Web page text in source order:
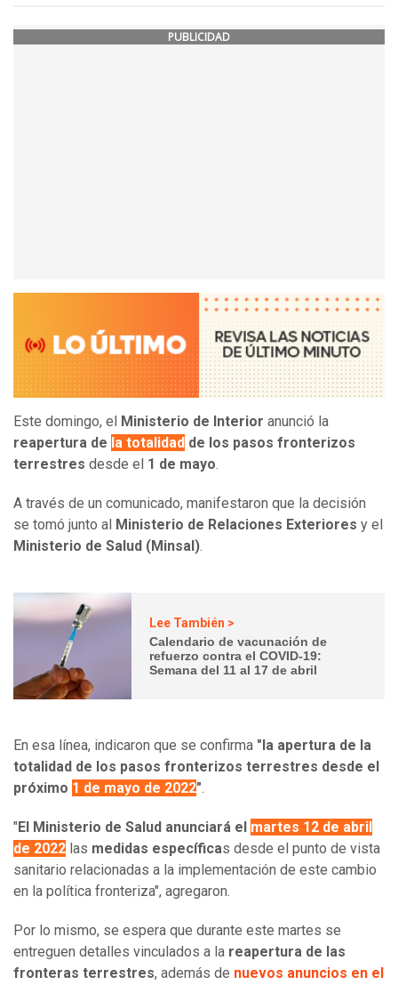
PUBLICIDAD
Este domingo, el Ministerio de Interior anunció la
reapertura de la totalidad de los pasos fronterizos
terrestres desde el 1 de mayo.
A través de un comunicado, manifestaron que la decisión
se tomó junto al Ministerio de Relaciones Exteriores y el
Ministerio de Salud (Minsal).
Lee También >
Calendario de vacunación de
refuerzo contra el COVID-19:
Semana del 11 al 17 de abril
En esa línea, indicaron que se confirma "la apertura de la
totalidad de los pasos fronterizos terrestres desde el
próximo 1 de mayo de 2022".
" El Ministerio de Salud anunciará el martes 12 de abril
de 2022 las medidas específicas desde el punto de vista
sanitario relacionadas a la implementación de este cambio
en la política fronteriza", agregaron.
Por lo mismo, se espera que durante este martes se
entreguen detalles vinculados a la reapertura de las
fronteras terrestres, además de nuevos anuncios en el